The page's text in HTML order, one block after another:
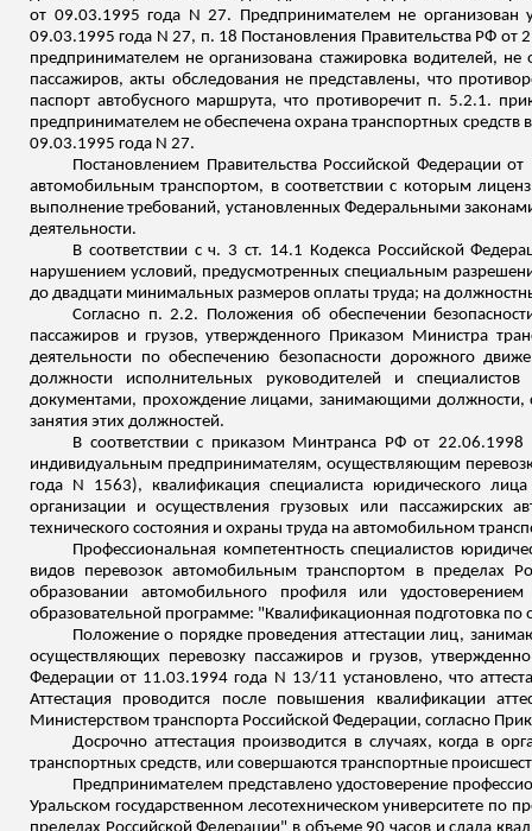
от 09.03.1995 года N 27. Предпринимателем не организован
09.03.1995 года N 27, п. 18 Постановления Правительства РФ от
предпринимателем не организована стажировка водителей,
пассажиров, акты обследования не представлены, что
паспорт автобусного маршрута, что противоречит п. 5.2.1.
предпринимателем не обеспечена охрана транспортных средств
09.03.1995 года N 27.
Постановлением Правительства Российской Федерации
автомобильным транспортом, в соответствии с которым
выполнение требований, установленных Федеральными
деятельности.
В соответствии с ч. 3 ст. 14.1 Кодекса Российской
нарушением условий, предусмотренных специальным
до двадцати минимальных размеров оплаты труда; на
Согласно п. 2.2. Положения об обеспечении
пассажиров и грузов, утвержденного Приказом Министра
деятельности по обеспечению безопасности дорожного
должности исполнительных руководителей и
документами, прохождениелицами, занимающими должности,
занятия этих должностей.
В соответствии с приказом Минтранса РФ от
индивидуальным предпринимателям, осуществляющим
года N 1563), квалификация специалиста юридического
организации и осуществления грузовых или пассажирских
технического состояния и охраны труда на автомобильном
Профессиональная компетентность специалистов
видов перевозок автомобильным транспортом в пределах
образовании автомобильного профиля или
образовательной программе: "Квалификационная подготовка
Положение о порядке проведения аттестации лиц,
осуществляющих перевозку пассажиров и грузов,
Федерации от 11.03.1994 года N 13/11 установлено, что
Аттестация проводится после повышения квалификации
Министерством транспорта Российской Федерации, согласно
Досрочно аттестация производится в случаях, когда в
транспортных средств, или совершаются транспортные
Предпринимателем представлено удостоверение
Уральском государственном лесотехническом университете